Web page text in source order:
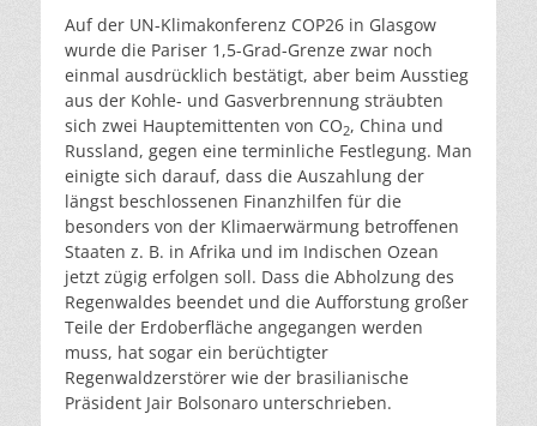
Auf der UN-Klimakonferenz COP26 in Glasgow
wurde die Pariser 1,5-Grad-Grenze zwar noch
einmal ausdrücklich bestätigt, aber beim Ausstieg
aus der Kohle- und Gasverbrennung sträubten
sich zwei Hauptemittenten von CO2, China und
Russland, gegen eine terminliche Festlegung. Man
einigte sich darauf, dass die Auszahlung der
längst beschlossenen Finanzhilfen für die
besonders von der Klimaerwärmung betroffenen
Staaten z. B. in Afrika und im Indischen Ozean
jetzt zügig erfolgen soll. Dass die Abholzung des
Regenwaldes beendet und die Aufforstung großer
Teile der Erdoberfläche angegangen werden
muss, hat sogar ein berüchtigter
Regenwaldzerstörer wie der brasilianische
Präsident Jair Bolsonaro unterschrieben.